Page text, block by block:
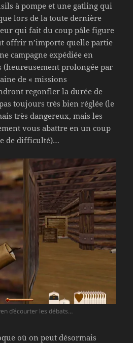
à pompe et une gatling qui
lors de la toute dernière
qui fait du coup pâle figure
offrir n’importe quelle partie
campagne expédiée en
(heureusement prolongée par
de « missions
regonfler la durée de
toujours très bien réglée (le
très dangereux, mais les
vous abattre en un coup
de difficulté)…
d’écourter les débats…
où on peut désormais